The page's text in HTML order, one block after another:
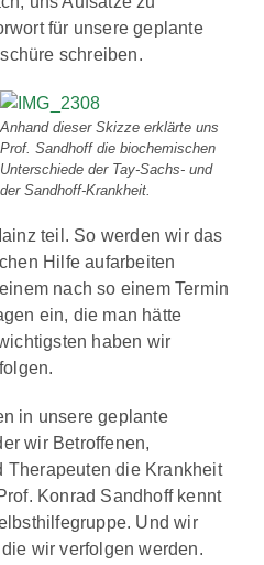
für unsere geplante
schreiben.
Anhand dieser Skizze erklärte uns
Prof. Sandhoff die biochemischen
Unterschiede der Tay-Sachs- und
der Sandhoff-Krankheit.
teil. So werden wir das
Hilfe aufarbeiten
nach so einem Termin
ein, die man hätte
haben wir
in unsere geplante
wir Betroffenen,
Therapeuten die Krankheit
Konrad Sandhoff kennt
Und wir
wir verfolgen werden.